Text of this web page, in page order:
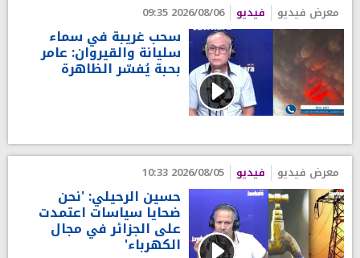
معرض فيديو فيديو 2026/08/06 09:35
سحب غريبة في سماء
سليانة والقيروان: عامر
بحبة يُفسّر الظاهرة
معرض فيديو فيديو 2026/08/05 10:33
حسين الرحيلي: 'نحن
ضحايا سياسات اعتمدت
على الجزائر في مجال
الكهرباء'